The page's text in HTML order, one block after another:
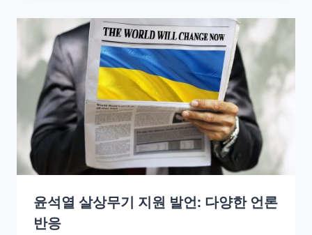
윤석열 살상무기 지원 발언: 다양한 언론
반응